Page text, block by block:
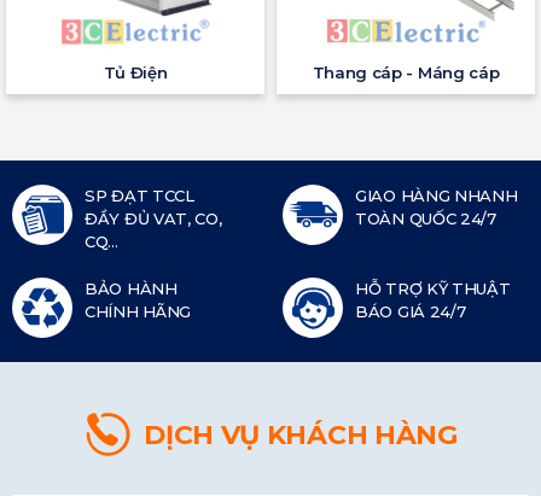
Tủ Điện Thang cáp - Máng cáp
SP ĐẠT TCCL
ĐẦY ĐỦ VAT, CO,
CQ...
GIAO HÀNG NHANH
TOÀN QUỐC 24/7
BẢO HÀNH
CHÍNH HÃNG
HỖ TRỢ KỸ THUẬT
BÁO GIÁ 24/7
DỊCH VỤ KHÁCH HÀNG